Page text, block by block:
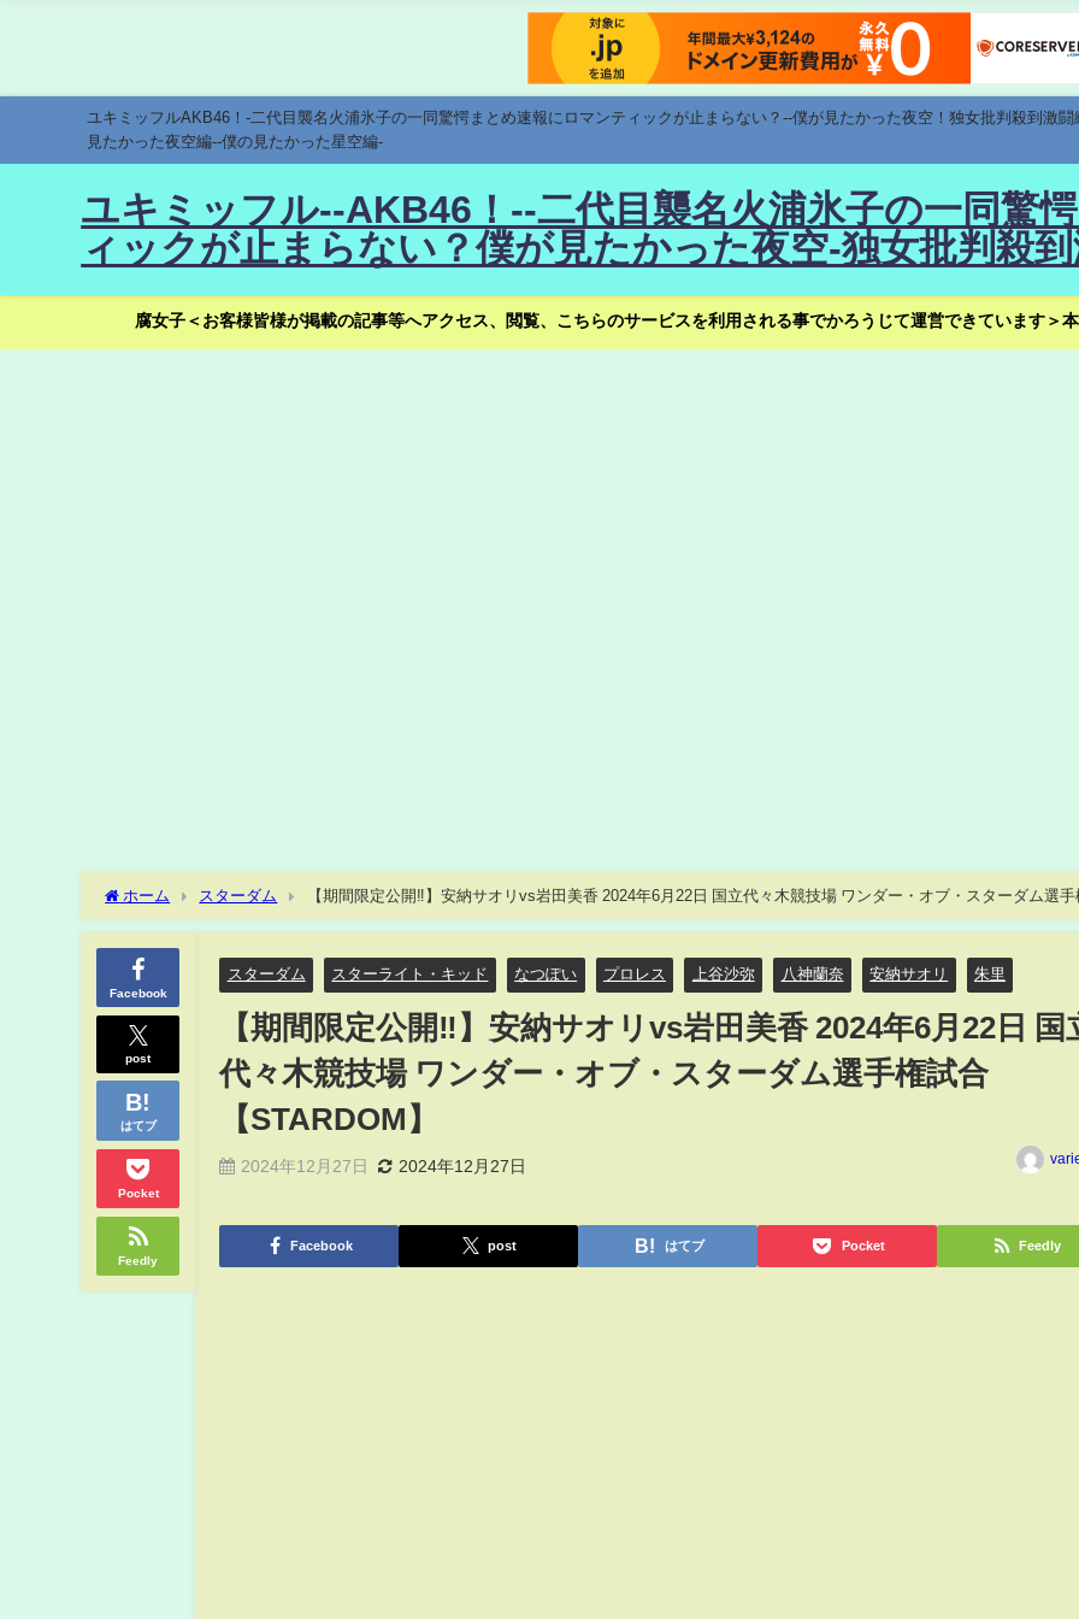
ユキミッフルAKB46！-二代目襲名火浦氷子の一同驚愕まとめ速報にロマンティックが止まらない？--僕が見たかった夜空！独女批判殺到激
見たかった夜空編--僕の見たかった星空編-
ユキミッフル--AKB46！--二代目襲名火浦氷子の一同驚
ィックが止まらない？僕が見たかった夜空-独女批判殺
腐女子＜お客様皆様が掲載の記事等へアクセス、閲覧、こちらのサービスを利用される事でかろうじて運営できています＞
ホーム スターダム
【期間限定公開‼️】安納サオリvs岩田美香 2024年6月22日 国立代々木競技場 ワンダー・オブ・スターダム選手
合【STARDOM】
Facebook
post
はてブ
Pocket
Feedly
スターダム スターライト・キッド なつぽい プロレス 上谷沙弥 八神蘭奈 安納サオリ 朱里
【期間限定公開‼️】安納サオリvs岩田美香 2024年6月22日 国
代々木競技場 ワンダー・オブ・スターダム選手権試合
【STARDOM】
2024年12月27日 2024年12月27日
Facebook post はてブ Pocket Feedly